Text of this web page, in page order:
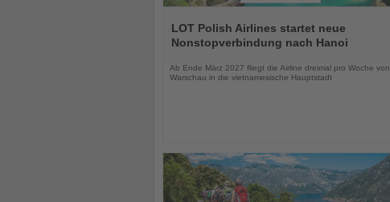
Sie
die
Nachrichten
LOT Polish Airlines startet neue
Nonstopverbindung nach Hanoi
Ab Ende März 2027 fliegt die Airline dreimal pro Woche von
Warschau in die vietnamesische Hauptstadt